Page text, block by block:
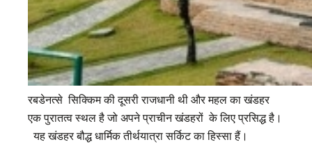
रबडेनत्से सिक्किम की दूसरी राजधानी थी और महल का खंडहर
एक पुरातत्व स्थल है जो अपने प्राचीन खंडहरों के लिए प्रसिद्ध है।
यह खंडहर बौद्ध धार्मिक तीर्थयात्रा सर्किट का हिस्सा हैं।